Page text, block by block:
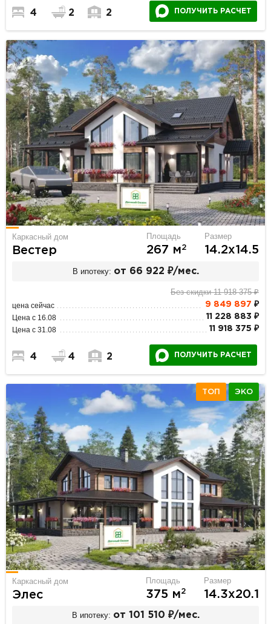
4 2 2 ПОЛУЧИТЬ РАСЧЕТ
Каркасный дом
Вестер
Площадь
267 м2
Размер
14.2х14.5
В ипотеку: от 66 922 ₽/мес.
Без скидки 11 918 375 ₽
цена сейчас 9 849 897 ₽
Цена с 16.08 11 228 883 ₽
Цена с 31.08 11 918 375 ₽
4 4 2 ПОЛУЧИТЬ РАСЧЕТ
ТОП ЭКО
Каркасный дом
Элес
Площадь
375 м2
Размер
14.3х20.1
В ипотеку: от 101 510 ₽/мес.